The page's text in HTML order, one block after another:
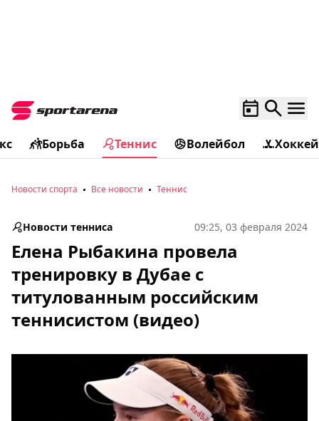
Борьба Теннис Волейбол Хоккей
Новости спорта Все новости Теннис
Новости тенниса 09:25, 03 февраля 2024
Елена Рыбакина провела
тренировку в Дубае с
титулованным российским
теннисистом (видео)